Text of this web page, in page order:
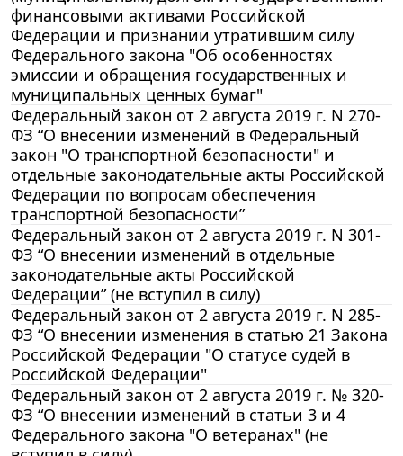
финансовыми активами Российской
Федерации и признании утратившим силу
Федерального закона "Об особенностях
эмиссии и обращения государственных и
муниципальных ценных бумаг"
Федеральный закон от 2 августа 2019 г. N 270-
ФЗ “О внесении изменений в Федеральный
закон "О транспортной безопасности" и
отдельные законодательные акты Российской
Федерации по вопросам обеспечения
транспортной безопасности”
Федеральный закон от 2 августа 2019 г. N 301-
ФЗ “О внесении изменений в отдельные
законодательные акты Российской
Федерации” (не вступил в силу)
Федеральный закон от 2 августа 2019 г. N 285-
ФЗ “О внесении изменения в статью 21 Закона
Российской Федерации "О статусе судей в
Российской Федерации"
Федеральный закон от 2 августа 2019 г. № 320-
ФЗ “О внесении изменений в статьи 3 и 4
Федерального закона "О ветеранах" (не